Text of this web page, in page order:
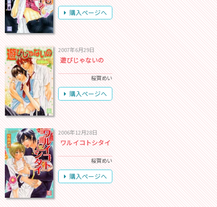
購入ページへ
2007年6月29日
遊びじゃないの
桜賀めい
購入ページへ
2006年12月28日
ワルイコトシタイ
桜賀めい
購入ページへ